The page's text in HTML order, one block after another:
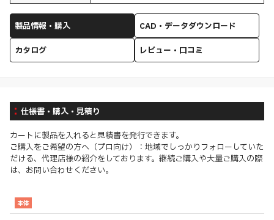
製品情報・購入
CAD・データダウンロード
カタログ
レビュー・口コミ
仕様書・購入・見積り
カートに製品を入れると見積書を発行できます。
ご購入をご希望の方へ（プロ向け）：地域でしっかりフォローしていた
だける、代理店様の紹介をしております。継続ご購入や大量ご購入の際
は、お問い合わせください。
本体